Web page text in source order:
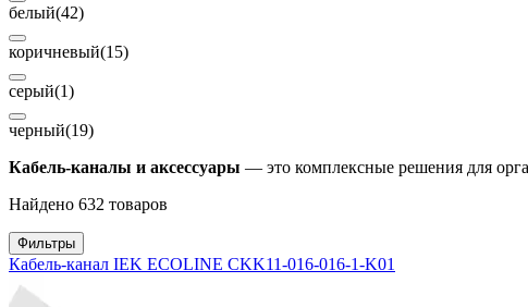
белый(42)
коричневый(15)
серый(1)
черный(19)
Кабель-каналы и аксессуары — это комплексные решения для
Найдено 632 товаров
Фильтры
Кабель-канал IEK ECOLINE CKK11-016-016-1-K01